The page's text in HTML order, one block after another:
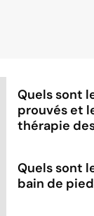
Quels sont
prouvés et
thérapie
Quels sont
bain de